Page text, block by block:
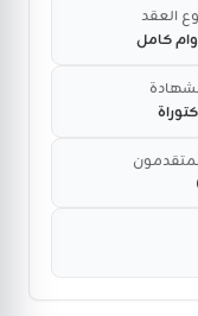
كامل
العقد